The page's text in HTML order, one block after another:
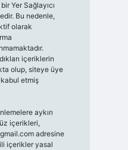
Yer Sağlayıcı
Bu nedenle,
olarak
içeriklerin
olup, siteye üye
etmiş
aykırı
içerikleri,
adresine
içerikler yasal